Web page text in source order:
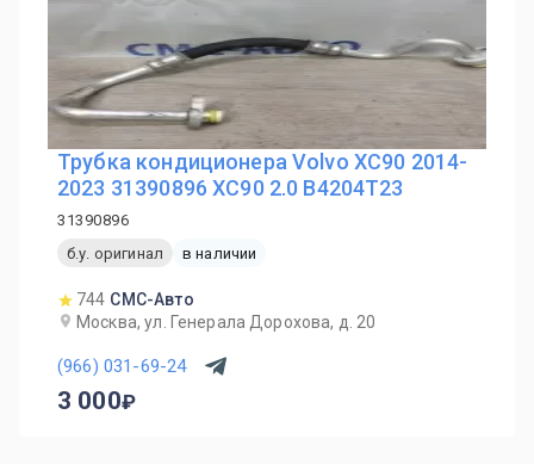
Трубка кондиционера Volvo XC90 2014-
2023 31390896 XC90 2.0 B4204T23
31390896
б.у. оригинал
в наличии
744 СМС-Авто
Москва, ул. Генерала Дорохова, д. 20
(966) 031-69-24
3 000